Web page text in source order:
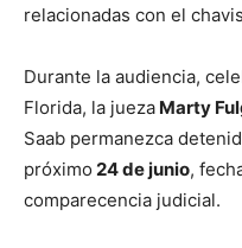
relacionadas con el
Durante la audiencia,
Florida, la jueza Marty
Saab permanezca
próximo 24 de junio,
comparecencia judicial.